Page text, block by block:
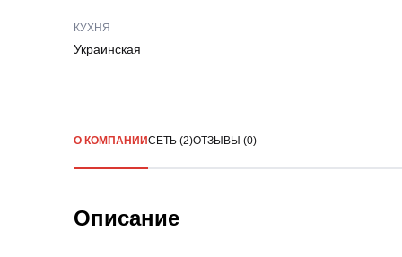
КУХНЯ
Украинская
О КОМПАНИИСЕТЬ (2)ОТЗЫВЫ (0)
Описание